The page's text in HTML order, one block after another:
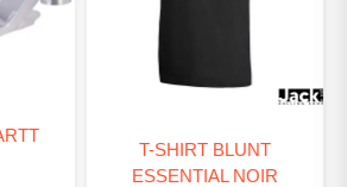
T-SHIRT BLUNT
ESSENTIAL NOIR